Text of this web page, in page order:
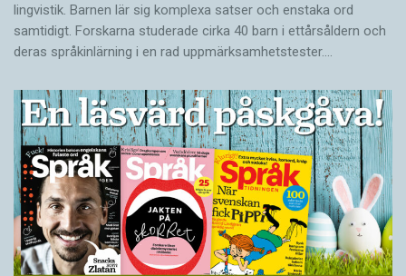
lingvistik. Barnen lär sig komplexa satser och enstaka ord
samtidigt. Forskarna studerade cirka 40 barn i ettårsåldern och
deras språkinlärning i en rad uppmärksamhetstester.…